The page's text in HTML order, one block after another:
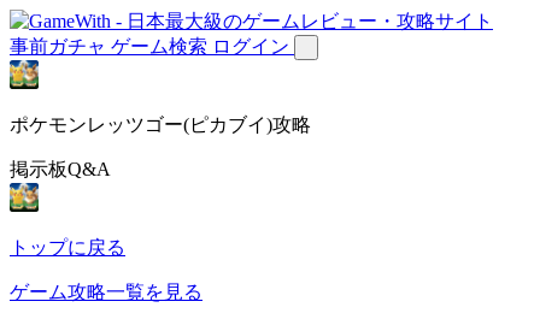
事前ガチャ ゲーム検索 ログイン
ポケモンレッツゴー(ピカブイ)攻略
掲示板Q&A
トップに戻る
ゲーム攻略一覧を見る